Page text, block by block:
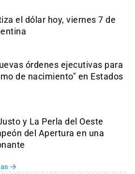
el dólar hoy, viernes 7 de
órdenes ejecutivas para
de nacimiento" en Estados
y La Perla del Oeste
del Apertura en una